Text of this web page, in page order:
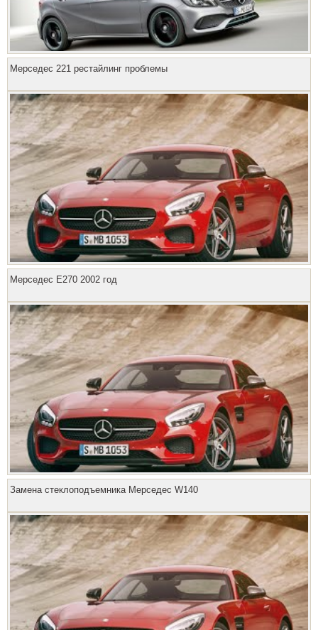
Мерседес 221 рестайлинг проблемы
Мерседес E270 2002 год
Замена стеклоподъемника Мерседес W140